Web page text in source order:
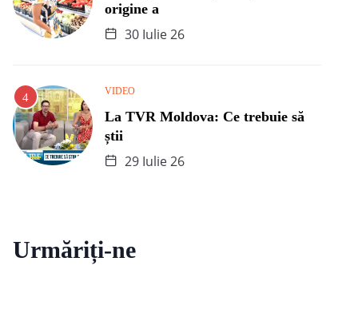
origine a
30 Iulie 26
VIDEO
La TVR Moldova: Ce trebuie să
știi
29 Iulie 26
Urmăriți-ne